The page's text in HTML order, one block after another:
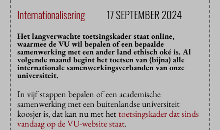
Internationalisering 17 SEPTEMBER 2024
Het langverwachte toetsingskader staat online,
waarmee de VU wil bepalen of een bepaalde
samenwerking met een ander land ethisch oké is. Al
volgende maand begint het toetsen van (bijna) alle
internationale samenwerkingsverbanden van onze
universiteit.
In vijf stappen bepalen of een academische
samenwerking met een buitenlandse universiteit
koosjer is, dat kan nu met hettoetsingskader dat sinds
vandaag op de VU-website staat.